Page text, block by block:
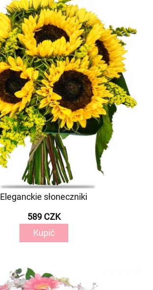
Eleganckie słoneczniki
589 CZK
Kupić